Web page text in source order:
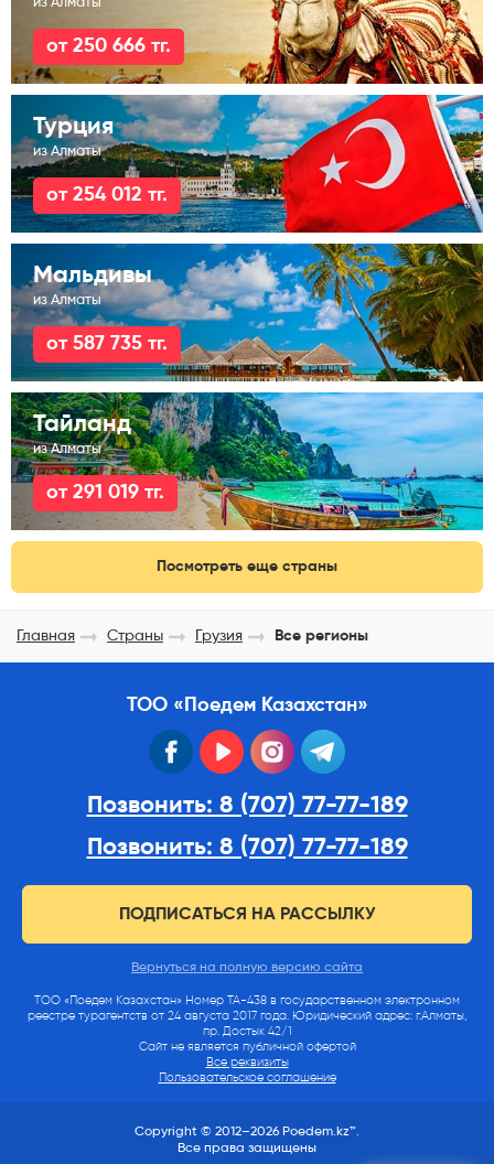
от 250 666 тг.
Турция
из Алматы
от 254 012 тг.
Мальдивы
из Алматы
от 587 735 тг.
Тайланд
из Алматы
от 291 019 тг.
Посмотреть еще страны
Главная Страны Грузия Все регионы
ТОО «Поедем Казахстан»
facebook youtube instagram
Позвонить: 8 (707) 77-77-189
Позвонить: 8 (707) 77-77-189
ПОДПИСАТЬСЯ НА РАССЫЛКУ
Вернуться на полную версию сайта
ТОО «Поедем Казахстан» Номер ТА-438 в государственном электронном
реестре турагентств от 24 августа 2017 года. Юридический адрес: г.Алматы,
пр. Достык 42/1
Сайт не является публичной офертой
Все реквизиты
Пользовательское соглашение
Copyright © 2012–2026 Poedem.kz™.
Все права защищены